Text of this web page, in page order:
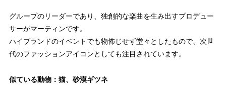
グループのリーダーであり、独創的な楽曲を生み出すプロデュー
サーがマーティンです。
ハイブランドのイベントでも物怖じせず堂々としたもので、次世
代のファッションアイコンとしても注目されています。
似ている動物：猫、砂漠ギツネ